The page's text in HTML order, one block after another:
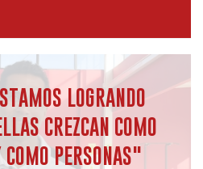
LOGRANDO
CREZCAN COMO
COMO PERSONAS"